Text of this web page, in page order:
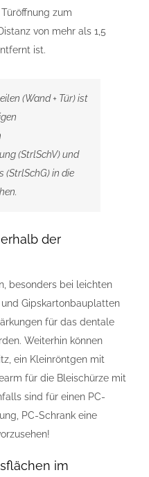
zum
von mehr als 1,5
ist.
(Wand + Tür) ist
(StrlSchV) und
(StrlSchG) in die
der
besonders bei leichten
Gipskartonbauplatten
für das dentale
Weiterhin können
ein Kleinröntgen mit
für die Bleischürze mit
sind für einen PC-
PC-Schrank eine
im